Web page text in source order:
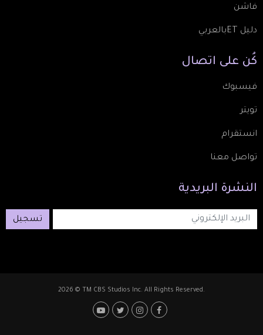
فاشن
دليل ETبالعربي
كُن على اتصال
فيسبوك
تويتر
انستقرام
تواصل معنا
النشرة البريدية
تسجيل
2026 © TM CBS Studios Inc. All Rights Reserved.
Footer: Social Media